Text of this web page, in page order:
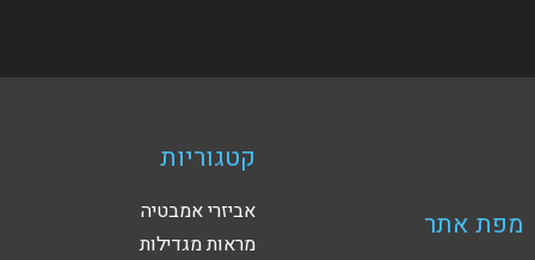
מפת אתר
קטגוריות
אביזרי אמבטיה
מראות מגדילות